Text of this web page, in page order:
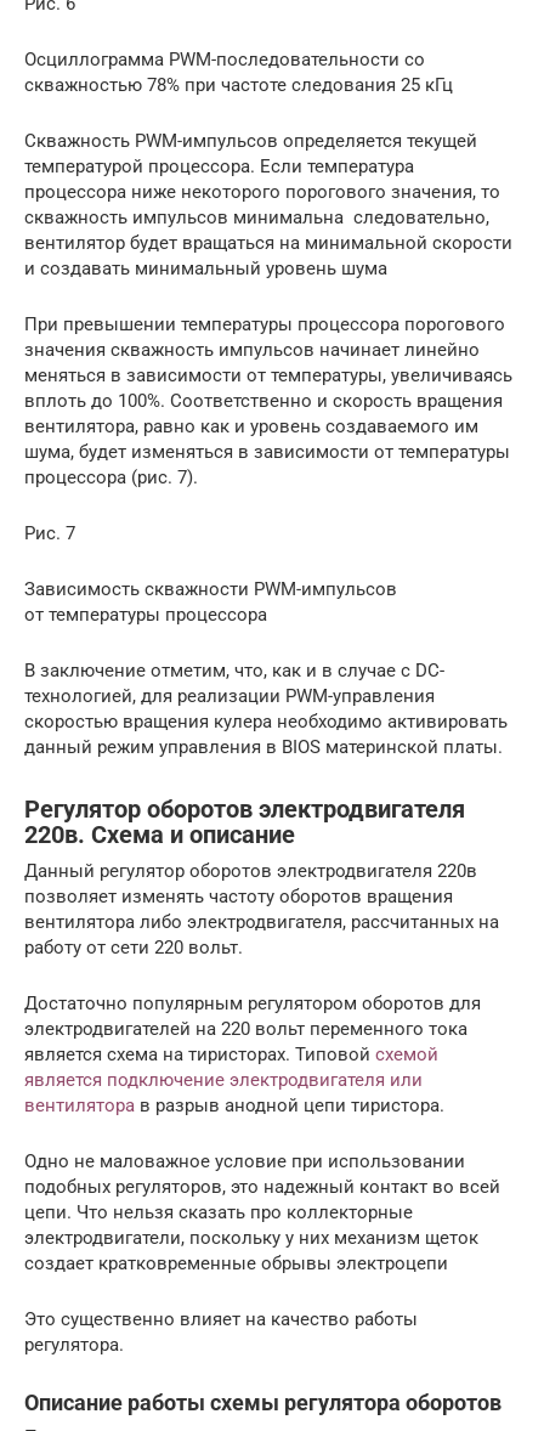
Осциллограмма PWM-последовательности со
скважностью 78% при частоте следования 25 кГц
Скважность PWM-импульсов определяется текущей
температурой процессора. Если температура
процессора ниже некоторого порогового значения, то
скважность импульсов минимальна следовательно,
вентилятор будет вращаться на минимальной скорости
и создавать минимальный уровень шума
При превышении температуры процессора порогового
значения скважность импульсов начинает линейно
меняться в зависимости от температуры, увеличиваясь
вплоть до 100%. Соответственно и скорость вращения
вентилятора, равно как и уровень создаваемого им
шума, будет изменяться в зависимости от температуры
процессора (рис. 7).
Рис. 7
Зависимость скважности PWM-импульсов
от температуры процессора
В заключение отметим, что, как и в случае с DC-
технологией, для реализации PWM-управления
скоростью вращения кулера необходимо активировать
данный режим управления в BIOS материнской платы.
Регулятор оборотов электродвигателя
220в. Схема и описание
Данный регулятор оборотов электродвигателя 220в
позволяет изменять частоту оборотов вращения
вентилятора либо электродвигателя, рассчитанных на
работу от сети 220 вольт.
Достаточно популярным регулятором оборотов для
электродвигателей на 220 вольт переменного тока
является схема на тиристорах. Типовой схемой
является подключение электродвигателя или
вентилятора в разрыв анодной цепи тиристора.
Одно не маловажное условие при использовании
подобных регуляторов, это надежный контакт во всей
цепи. Что нельзя сказать про коллекторные
электродвигатели, поскольку у них механизм щеток
создает кратковременные обрывы электроцепи
Это существенно влияет на качество работы
регулятора.
Описание работы схемы регулятора оборотов